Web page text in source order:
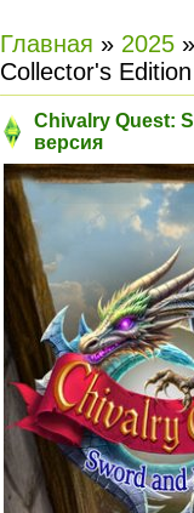
Главная » 2025 »
Collector's
Chivalry Quest:
версия